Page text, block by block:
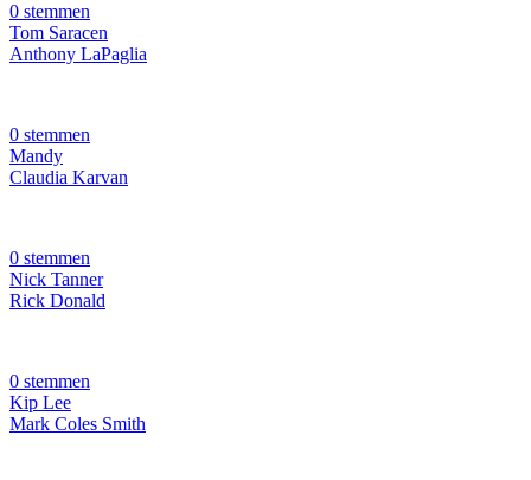
0 stemmen
Tom Saracen
Anthony LaPaglia
0 stemmen
Mandy
Claudia Karvan
0 stemmen
Nick Tanner
Rick Donald
0 stemmen
Kip Lee
Mark Coles Smith